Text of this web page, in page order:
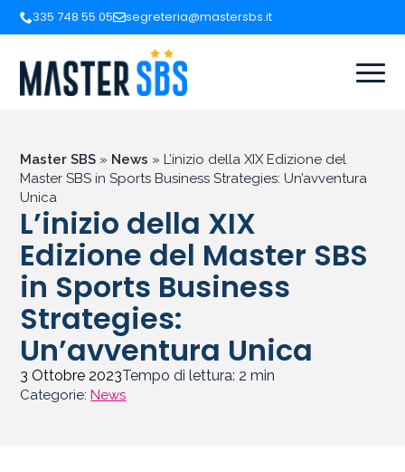
335 748 55 05 segreteria@mastersbs.it
Master SBS » News » L’inizio della XIX Edizione del
Master SBS in Sports Business Strategies: Un’avventura
Unica
L’inizio della XIX
Edizione del Master SBS
in Sports Business
Strategies:
Un’avventura Unica
3 Ottobre 2023Tempo di lettura: 2 min
Categorie:News